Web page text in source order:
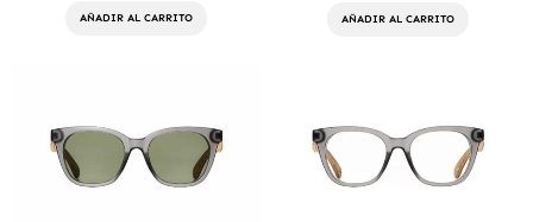
AÑADIR AL CARRITO AÑADIR AL CARRITO